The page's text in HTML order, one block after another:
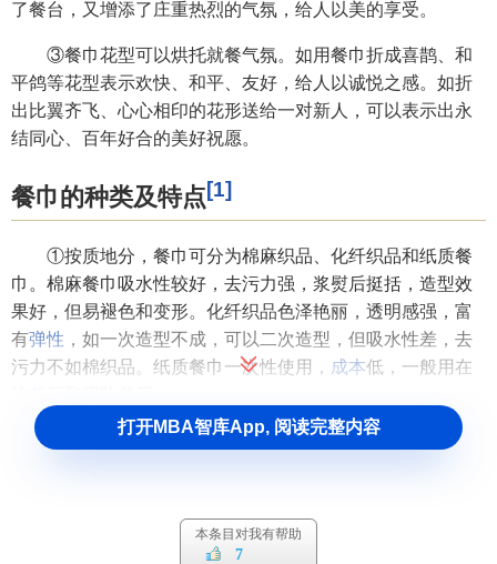
了餐台，又增添了庄重热烈的气氛，给人以美的享受。
③餐巾花型可以烘托就餐气氛。如用餐巾折成喜鹊、和
平鸽等花型表示欢快、和平、友好，给人以诚悦之感。如折
出比翼齐飞、心心相印的花形送给一对新人，可以表示出永
结同心、百年好合的美好祝愿。
餐巾的种类及特点[1]
①按质地分，餐巾可分为棉麻织品、化纤织品和纸质餐
巾。棉麻餐巾吸水性较好，去污力强，浆熨后挺括，造型效
果好，但易褪色和变形。化纤织品色泽艳丽，透明感强，富
有弹性 ，如一次造型不成，可以二次造型，但吸水性差，去
污力不如棉织品。纸质餐巾一次性使用， 成本低，一般用在
②按颜色分，餐巾颜色有白色与彩色两种。白色餐巾给
粉红餐巾给人以庄重热烈的感觉：橘黄、鹅黄色餐巾给人以
高贵典雅的感觉；湖蓝色餐巾在夏天能给人以凉爽、舒适之
打开MBA智库App, 阅读完整内容
本条目对我有帮助
7